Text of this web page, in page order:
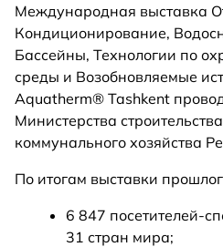
Международная выставка
Кондиционирование,
Бассейны, Технологии по
среды и Возобновляемые
Aquatherm® Tashkent
Министерства
коммунального хозяйства
По итогам выставки
6 847 посетителей-
31 стран мира;